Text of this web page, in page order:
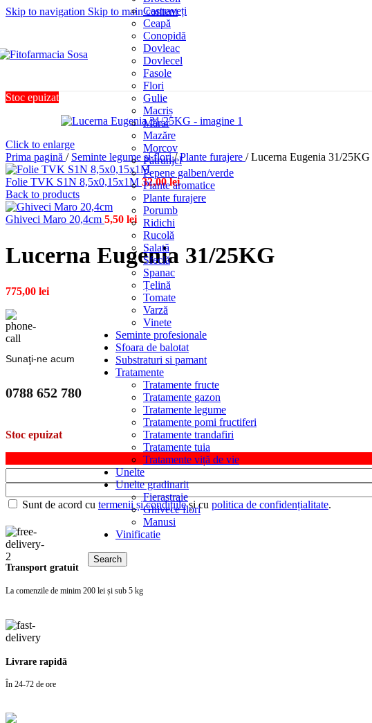
Skip to navigation Skip to main content
Castraveți
Ceapă
Conopidă
Dovleac
Dovlecel
Fasole
Flori
Gulie
Macriș
Mărar
Mazăre
Morcov
Pătrunjel
Pepene galben/verde
Plante aromatice
Plante furajere
Porumb
Ridichi
Rucolă
Salată
Sfeclă
Spanac
Țelină
Tomate
Varză
Vinete
Seminte profesionale
Sfoara de balotat
Substraturi si pamant
Tratamente
Tratamente fructe
Tratamente gazon
Tratamente legume
Tratamente pomi fructiferi
Tratamente trandafiri
Tratamente tuia
Tratamente viță de vie
Unelte
Unelte gradinarit
Fierastraie
Ghivece flori
Manusi
Vinificatie
Search
Stoc epuizat
Click to enlarge
Prima pagină / Seminte legume si flori/ Plante furajere / Lucerna Eugenia 31/25KG
Folie TVK S1N 8,5x0,15x1M 32,00lei
Back to products
Ghiveci Maro 20,4cm 5,50 lei
Lucerna Eugenia 31/25KG
775,00 lei
Sunaţi-ne acum
0788 652 780
Stoc epuizat
Sunt de acord cu termenii și condițiileși cu politica de confidențialitate.
Transport gratuit
La comenzile de minim 200 lei și sub 5 kg
Livrare rapidă
În 24-72 de ore